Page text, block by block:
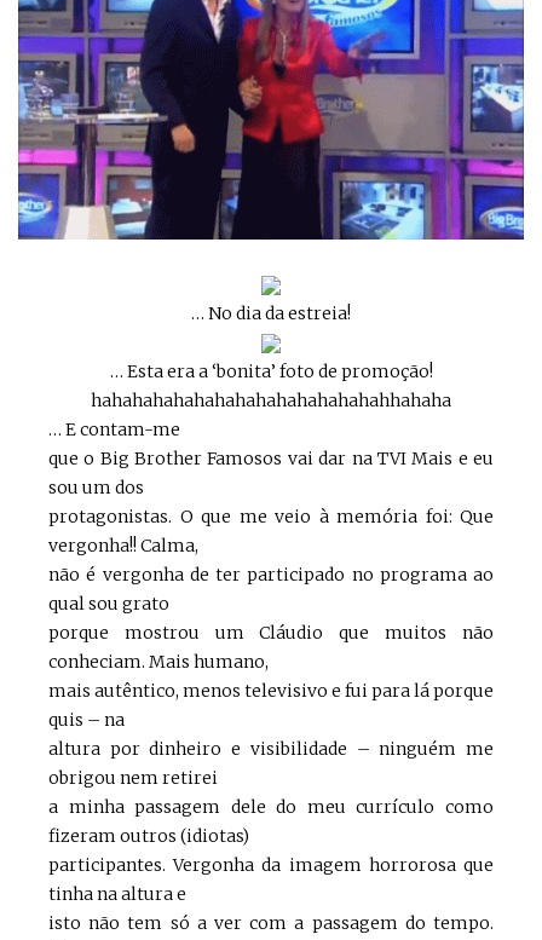
… No dia da estreia!
… Esta era a ‘bonita’ foto de promoção!
hahahahahahahahahahahahahahahhahaha
… E contam-me
que o Big Brother Famosos vai dar na TVI Mais e eu
sou um dos
protagonistas. O que me veio à memória foi: Que
vergonha!! Calma,
não é vergonha de ter participado no programa ao
qual sou grato
porque mostrou um Cláudio que muitos não
conheciam. Mais humano,
mais autêntico, menos televisivo e fui para lá porque
quis – na
altura por dinheiro e visibilidade – ninguém me
obrigou nem retirei
a minha passagem dele do meu currículo como
fizeram outros (idiotas)
participantes. Vergonha da imagem horrorosa que
tinha na altura e
isto não tem só a ver com a passagem do tempo.